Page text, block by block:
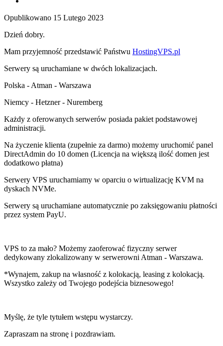
Opublikowano 15 Lutego 2023
Dzień dobry.
Mam przyjemność przedstawić Państwu HostingVPS.pl
Serwery są uruchamiane w dwóch lokalizacjach.
Polska - Atman - Warszawa
Niemcy - Hetzner - Nuremberg
Każdy z oferowanych serwerów posiada pakiet podstawowej
administracji.
Na życzenie klienta (zupełnie za darmo) możemy uruchomić panel
DirectAdmin do 10 domen (Licencja na większą ilość domen jest
dodatkowo płatna)
Serwery VPS uruchamiamy w oparciu o wirtualizację KVM na
dyskach NVMe.
Serwery są uruchamiane automatycznie po zaksięgowaniu płatności
przez system PayU.
VPS to za mało? Możemy zaoferować fizyczny serwer
dedykowany zlokalizowany w serwerowni Atman - Warszawa.
*Wynajem, zakup na własność z kolokacją, leasing z kolokacją.
Wszystko zależy od Twojego podejścia biznesowego!
Myślę, że tyle tytułem wstępu wystarczy.
Zapraszam na stronę i pozdrawiam.